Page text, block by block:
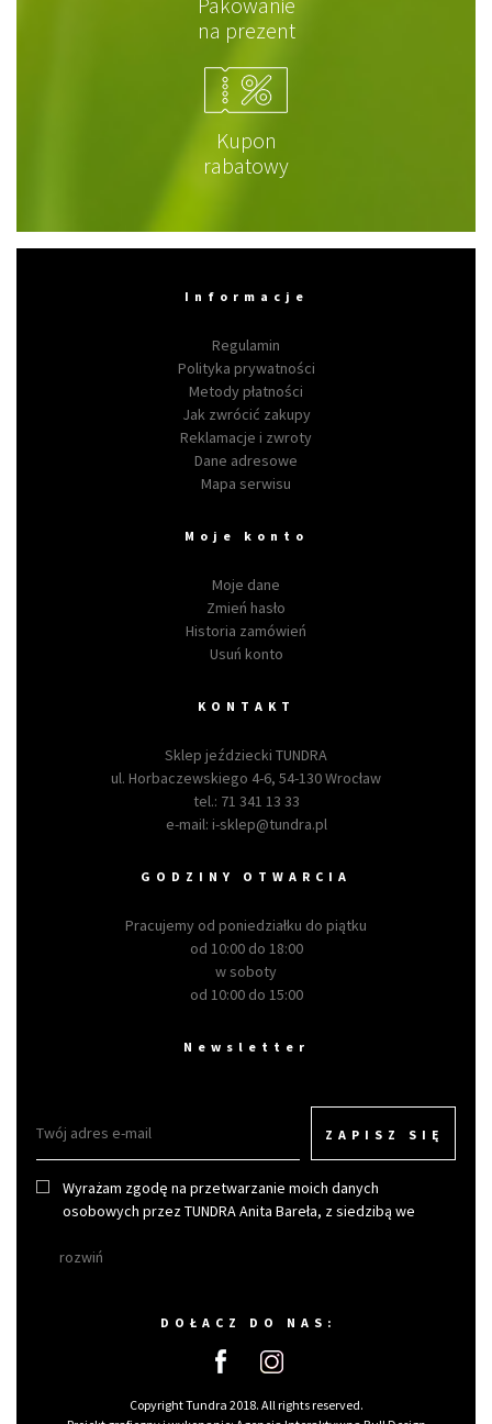
na prezent
Kupon
rabatowy
Informacje
Regulamin
Polityka prywatności
Metody płatności
Jak zwrócić zakupy
Reklamacje i zwroty
Dane adresowe
Mapa serwisu
Moje konto
Moje dane
Zmień hasło
Historia zamówień
Usuń konto
KONTAKT
Sklep jeździecki TUNDRA
ul. Horbaczewskiego 4-6, 54-130 Wrocław
tel.: 71 341 13 33
e-mail: i-sklep@tundra.pl
GODZINY OTWARCIA
Pracujemy od poniedziałku do piątku
od 10:00 do 18:00
w soboty
od 10:00 do 15:00
Newsletter
ZAPISZ SIĘ
Wyrażam zgodę na przetwarzanie moich danych
osobowych przez TUNDRA Anita Bareła, z siedzibą we
rozwiń
DOŁACZ DO NAS:
Copyright Tundra 2018. All rights reserved.